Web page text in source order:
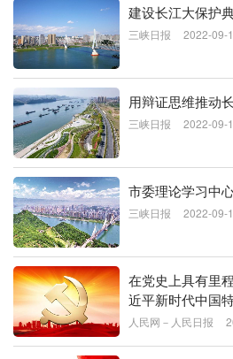
建设长江大保护
三峡日报 2022-09-
用辩证思维推动
三峡日报 2022-09-
市委理论学习中
三峡日报 2022-09-
在党史上具有里
近平新时代中国
人民网－人民日报